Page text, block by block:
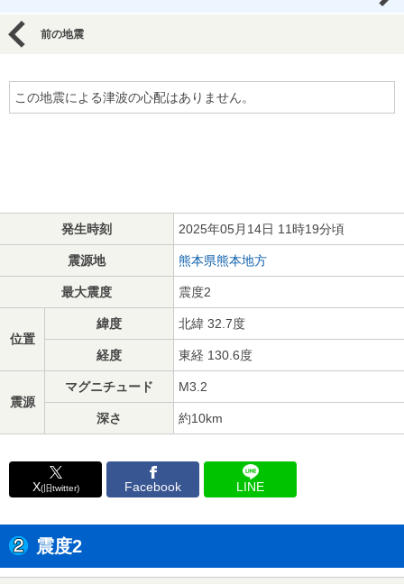
前の地震
この地震による津波の心配はありません。
発生時刻 2025年05月14日 11時19分頃
震源地 熊本県熊本地方
最大震度 震度2
位置
緯度 北緯 32.7度
経度 東経 130.6度
震源
マグニチュード M3.2
深さ 約10km
X(旧twitter) Facebook LINE
震度2